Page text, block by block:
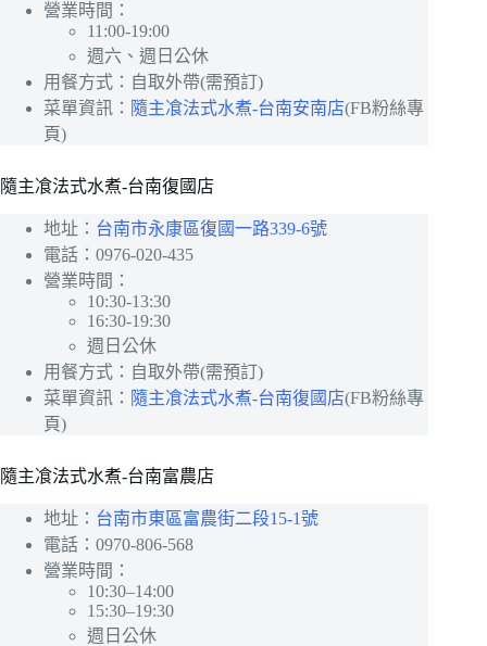
營業時間：
11:00-19:00
週六、週日公休
用餐方式：自取外帶(需預訂)
菜單資訊： 隨主飡法式水煮-台南安南店(FB粉絲專
頁)
隨主飡法式水煮-台南復國店
地址： 台南市永康區復國一路339-6號
電話：0976-020-435
營業時間：
10:30-13:30
16:30-19:30
週日公休
用餐方式：自取外帶(需預訂)
菜單資訊： 隨主飡法式水煮-台南復國店(FB粉絲專
頁)
隨主飡法式水煮-台南富農店
地址： 台南市東區富農街二段15-1號
電話：0970-806-568
營業時間：
10:30–14:00
15:30–19:30
週日公休